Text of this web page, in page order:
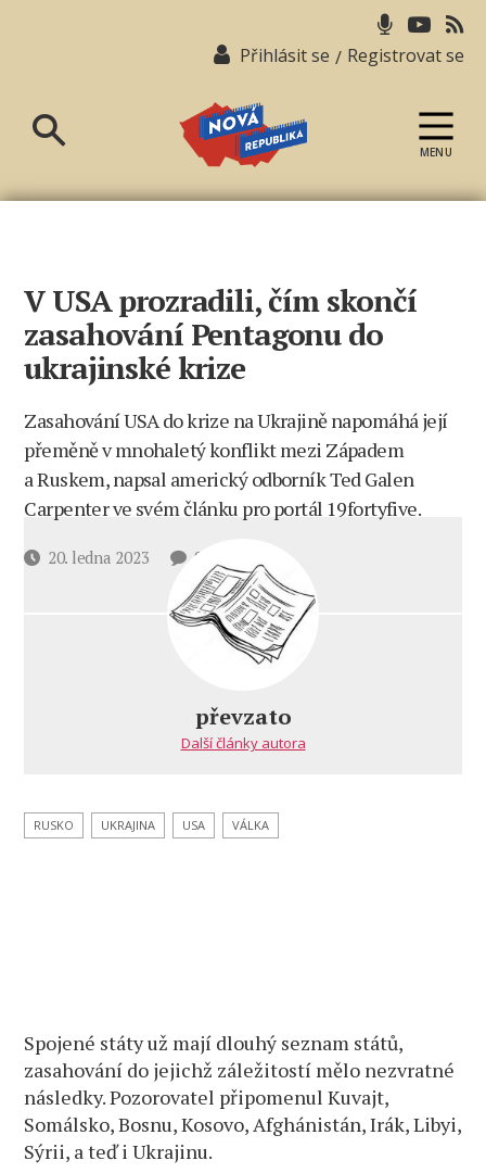
Přihlásit se / Registrovat se
republika
MENU
V USA prozradili, čím skončí
zasahování Pentagonu do
ukrajinské krize
Zasahování USA do krize na Ukrajině napomáhá její
přeměně v mnohaletý konflikt mezi Západem
a Ruskem, napsal americký odborník Ted Galen
Carpenter ve svém článku pro portál 19fortyfive.
Datum20. ledna 2023 9 komentářů
textu
s
názvem
V
čím
skončí
převzato
Další články autora
RUSKO UKRAJINA USA VÁLKA
Spojené státy už mají dlouhý seznam států,
zasahování do jejichž záležitostí mělo nezvratné
následky. Pozorovatel připomenul Kuvajt,
Somálsko, Bosnu, Kosovo, Afghánistán, Irák, Libyi,
Sýrii, a teď i Ukrajinu.